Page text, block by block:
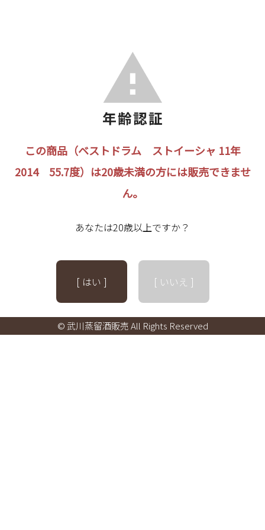
この商品（ベストドラム ストイーシャ 11年
2014 55.7度）は20歳未満の方には販売できませ
ん。
あなたは20歳以上ですか？
[ はい ] [ いいえ ]
© 武川蒸留酒販売 All Rights Reserved